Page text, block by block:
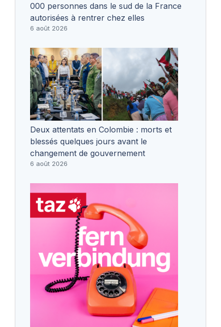
000 personnes dans le sud de la France
autorisées à rentrer chez elles
6 août 2026
Deux attentats en Colombie : morts et
blessés quelques jours avant le
changement de gouvernement
6 août 2026